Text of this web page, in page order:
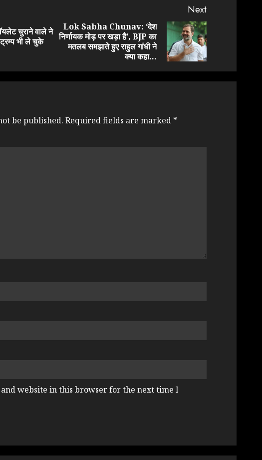
Previous
post:
चुराने वाले ने
भी ले चुके
Next
Next
post:
Lok Sabha Chunav: ‘देश
निर्णायक मोड़ पर खड़ा है’, BJP का
मतलब समझाते हुए राहुल गांधी ने
क्या कहा…
be published. Required fields are marked *
and website in this browser for the next time I